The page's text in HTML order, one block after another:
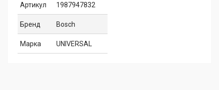
Артикул 1987947832
Бренд Bosch
Марка UNIVERSAL